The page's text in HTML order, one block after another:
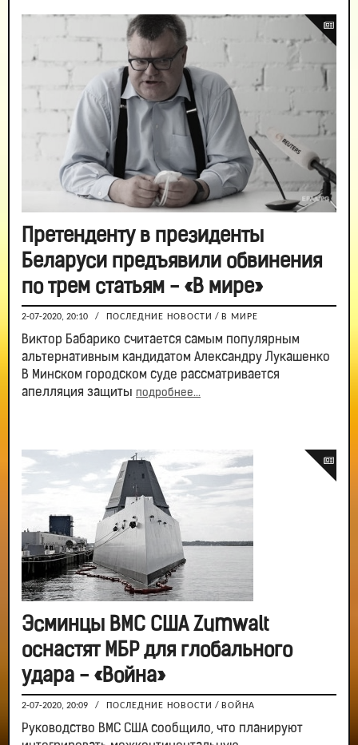
Претенденту в президенты
Беларуси предъявили обвинения
по трем статьям - «В мире»
2-07-2020, 20:10 / ПОСЛЕДНИЕ НОВОСТИ / В МИРЕ
Виктор Бабарико считается самым популярным
альтернативным кандидатом Александру Лукашенко
В Минском городском суде рассматривается
апелляция защиты подробнее...
Эсминцы ВМС США Zumwalt
оснастят МБР для глобального
удара - «Война»
2-07-2020, 20:09 / ПОСЛЕДНИЕ НОВОСТИ / ВОЙНА
Руководство ВМС США сообщило, что планируют